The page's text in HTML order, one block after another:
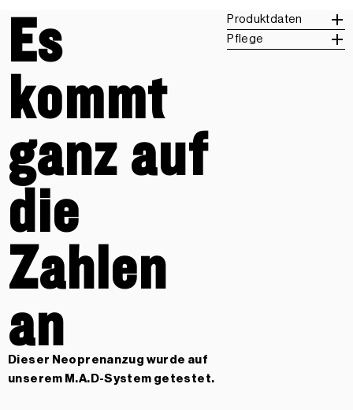
Es
kommt
ganz auf
die
Zahlen
an
Dieser Neoprenanzug wurde auf
unserem M.A.D-System getestet.
Produktdaten
Pflege